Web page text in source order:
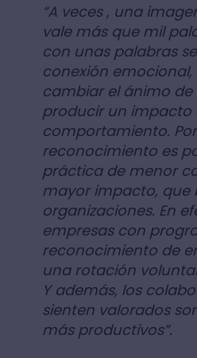
“A veces , una
vale más que mil
con unas palabras
conexión emocional,
cambiar el ánimo de
producir un impacto
comportamiento.
reconocimiento es
práctica de menor
mayor impacto, que
organizaciones. En
empresas con
reconocimiento de
una rotación
Y además, los
sienten valorados
más productivos”.